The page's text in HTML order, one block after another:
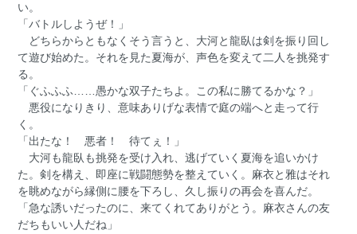
い。
「バトルしようぜ！」
どちらからともなくそう言うと、大河と龍臥は剣を振り回し
て遊び始めた。それを見た夏海が、声色を変えて二人を挑発す
る。
「ぐふふふ……愚かな双子たちよ。この私に勝てるかな？」
悪役になりきり、意味ありげな表情で庭の端へと走って行
く。
「出たな！ 悪者！ 待てぇ！」
大河も龍臥も挑発を受け入れ、逃げていく夏海を追いかけ
た。剣を構え、即座に戦闘態勢を整えていく。麻衣と雅はそれ
を眺めながら縁側に腰を下ろし、久し振りの再会を喜んだ。
「急な誘いだったのに、来てくれてありがとう。麻衣さんの友
だちもいい人だね」